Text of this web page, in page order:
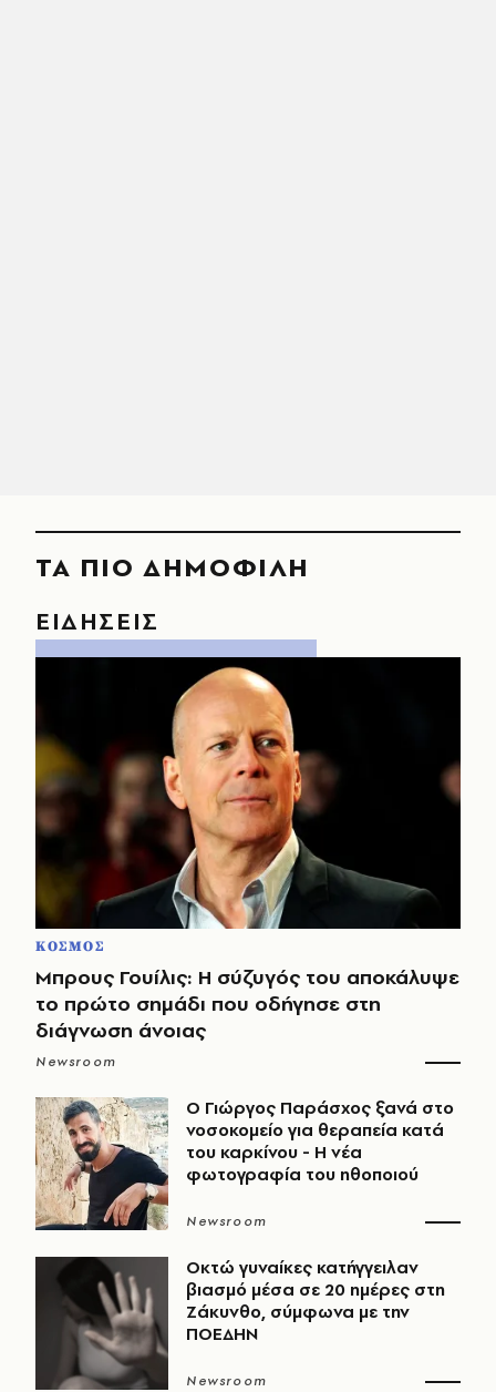
ΤΑ ΠΙΟ ΔΗΜΟΦΙΛΗ
ΕΙΔΗΣΕΙΣ
ΚΟΣΜΟΣ
Μπρους Γουίλις: Η σύζυγός του αποκάλυψε
το πρώτο σημάδι που οδήγησε στη
διάγνωση άνοιας
Newsroom
O Γιώργος Παράσχος ξανά στο
νοσοκομείο για θεραπεία κατά
του καρκίνου - Η νέα
φωτογραφία του ηθοποιού
Newsroom
Οκτώ γυναίκες κατήγγειλαν
βιασμό μέσα σε 20 ημέρες στη
Ζάκυνθο, σύμφωνα με την
ΠΟΕΔΗΝ
Newsroom